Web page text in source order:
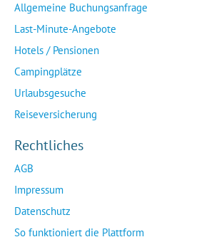
Allgemeine Buchungsanfrage
Last-Minute-Angebote
Hotels / Pensionen
Campingplätze
Urlaubsgesuche
Reiseversicherung
Rechtliches
AGB
Impressum
Datenschutz
So funktioniert die Plattform